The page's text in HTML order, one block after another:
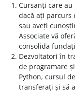
Cursanți care au
dacă ați parcurs
sau aveți
Associate vă
consolida
Dezvoltatori în
de programare
Python, cursul
transferați și să